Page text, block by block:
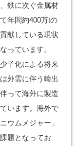
鉄に次ぐ金属材
年間約400万tの
献している現状
っています。
子化による将来
外需に伴う輸出
って海外に製造
います。海外で
ウムメジャー」
題となってお